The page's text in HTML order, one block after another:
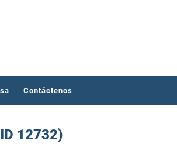
Contáctenos
12732)